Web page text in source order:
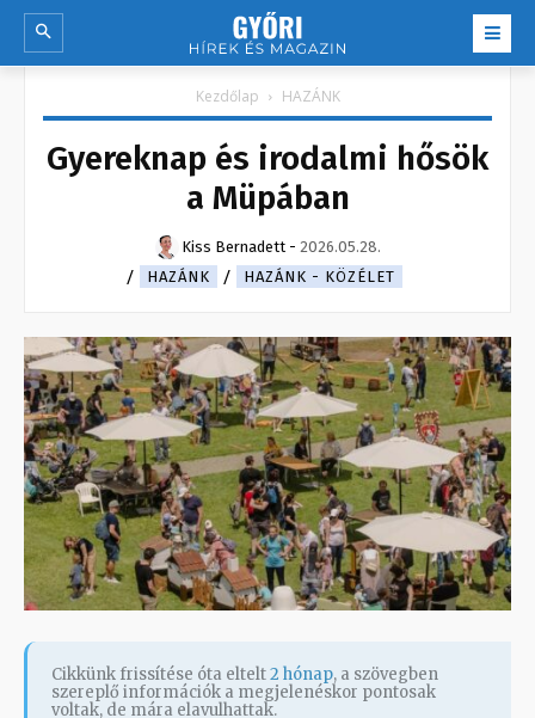
Kezdőlap HAZÁNK
Gyereknap és irodalmi hősök
a Müpában
Kiss Bernadett - 2026.05.28.
HAZÁNK
HAZÁNK - KÖZÉLET
Cikkünk frissítése óta eltelt2 hónap, a szövegben
szereplő információk a megjelenéskor pontosak
voltak, de mára elavulhattak.